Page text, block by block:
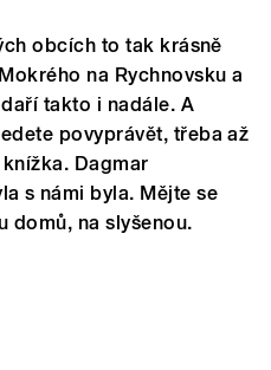
obcích to tak krásně
na Rychnovsku a
takto i nadále. A
povyprávět, třeba až
Dagmar
s námi byla. Mějte se
domů, na slyšenou.